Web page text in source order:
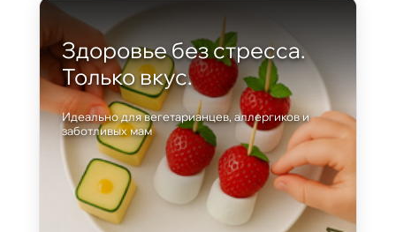
Здоровье без стресса.
Только вкус.
Идеально для вегетарианцев, аллергиков и
заботливых мам